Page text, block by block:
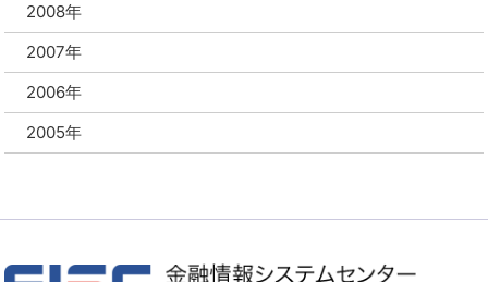
2008年
2007年
2006年
2005年